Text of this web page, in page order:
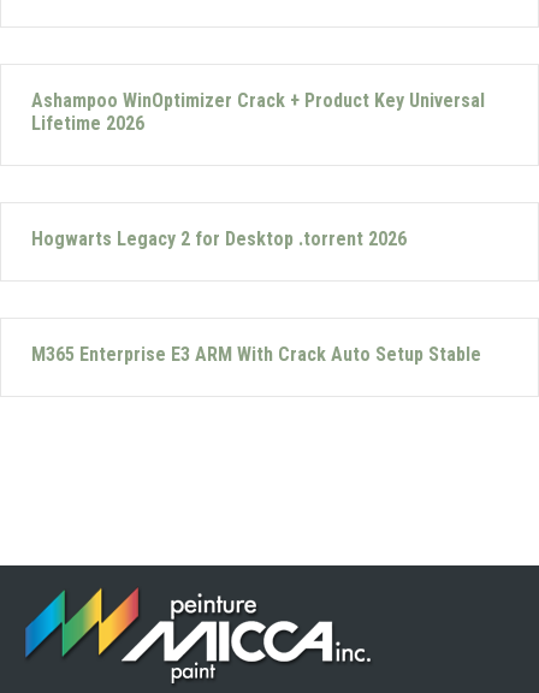
Ashampoo WinOptimizer Crack + Product Key Universal
Lifetime 2026
Hogwarts Legacy 2 for Desktop .torrent 2026
M365 Enterprise E3 ARM With Crack Auto Setup Stable